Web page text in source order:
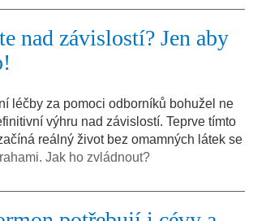
nad závislostí? Jen aby
léčby za pomoci odborníků bohužel ne
výhru nad závislostí. Teprve tímto
reálný život bez omamných látek se
Jak ho zvládnout?